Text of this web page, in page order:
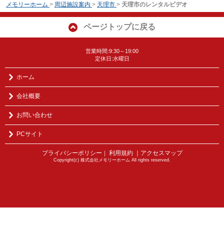
メモリーホーム > 周辺施設案内 > 天理市 > 天理市のレンタルビデオ
ページトップに戻る
営業時間:9:30～19:00
定休日:水曜日
ホーム
会社概要
お問い合わせ
PCサイト
プライバシーポリシー ｜ 利用規約 ｜アクセスマップ
Copyright(c) 株式会社メモリーホーム All rights reserved.